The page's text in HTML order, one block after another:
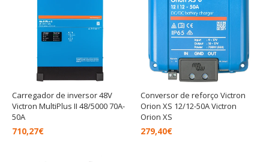
Carregador de inversor 48V
Victron MultiPlus II 48/5000 70A-
50A
710,27€
Conversor de reforço Victron
Orion XS 12/12-50A Victron
Orion XS
279,40€